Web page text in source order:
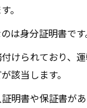
。
は身分証明書です
けられており、
該当します。
明書や保証書が